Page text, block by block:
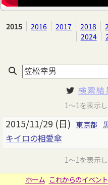
2015 2016 2017 2018
2024
検索結
1～1を表示
2015/11/29 (日) 東京都
キイロの相愛傘
1～1を表示
ホーム これからのイベント